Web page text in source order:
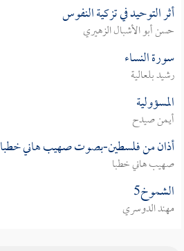
أثر التوحيد في تزكية النفوس
حسن أبو الأشبال الزهيري
سورة النساء
رشيد بلعالية
المسؤولية
أيمن صيدح
أذان من فلسطين-بصوت صهيب هاني خطبا
صهيب هاني خطبا
الشموخ5
مهند الدوسري